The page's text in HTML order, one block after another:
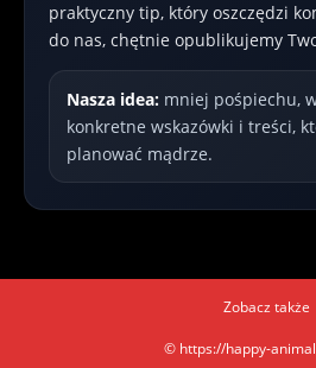
praktyczny tip, który oszczędzi
do nas, chętnie opublikujemy
Nasza idea: mniej pośpiechu,
konkretne wskazówki i treści,
planować mądrze.
Zobacz także
© https://happy-